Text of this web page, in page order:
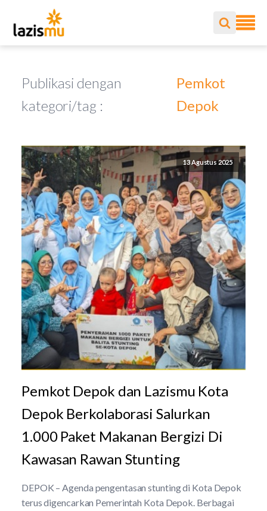
Publikasi dengan
kategori/tag :
Pemkot
Depok
13 Agustus 2025
Pemkot Depok dan Lazismu Kota
Depok Berkolaborasi Salurkan
1.000 Paket Makanan Bergizi Di
Kawasan Rawan Stunting
DEPOK – Agenda pengentasan stunting di Kota Depok
terus digencarkan Pemerintah Kota Depok. Berbagai